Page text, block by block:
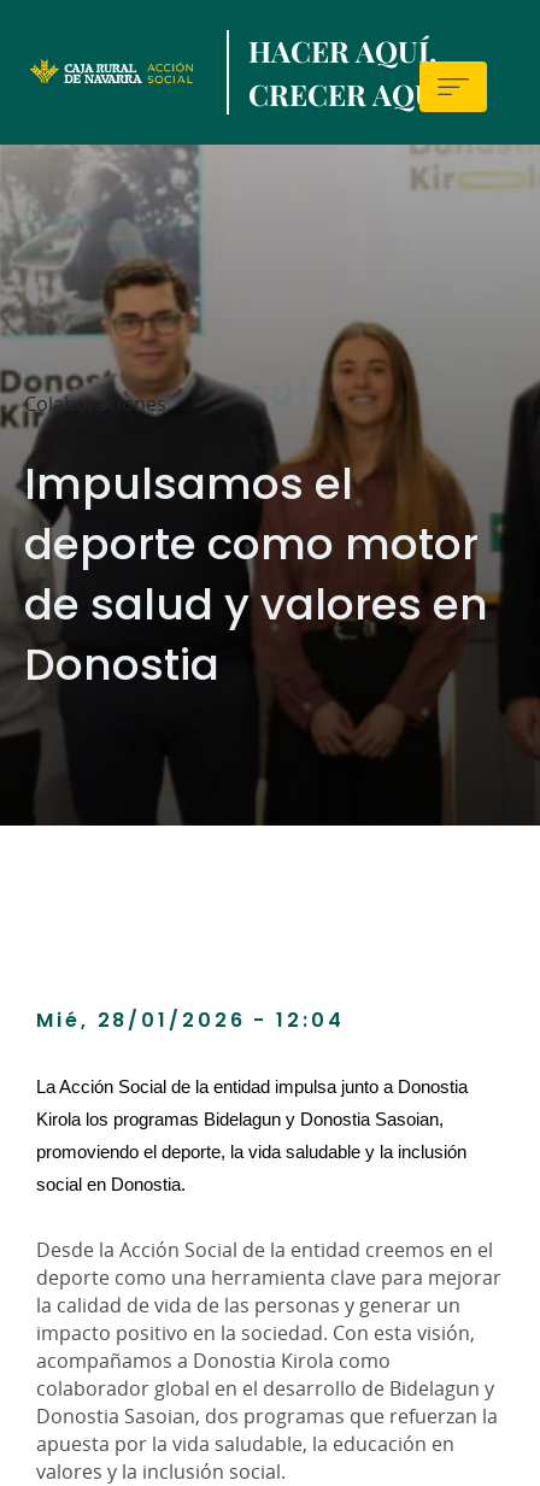
to
contentt
HACER AQUÍ,
CRECER AQUÍ.
Sala
de
prensa
Colaboraciones
Impulsamos el
deporte como motor
de salud y valores en
Donostia
Mié, 28/01/2026 - 12:04
La Acción Social de la entidad impulsa junto a Donostia
Kirola los programas Bidelagun y Donostia Sasoian,
promoviendo el deporte, la vida saludable y la inclusión
social en Donostia.
Desde la Acción Social de la entidad creemos en el
deporte como una herramienta clave para mejorar
la calidad de vida de las personas y generar un
impacto positivo en la sociedad. Con esta visión,
acompañamos a Donostia Kirola como
colaborador global en el desarrollo de Bidelagun y
Donostia Sasoian, dos programas que refuerzan la
apuesta por la vida saludable, la educación en
valores y la inclusión social.